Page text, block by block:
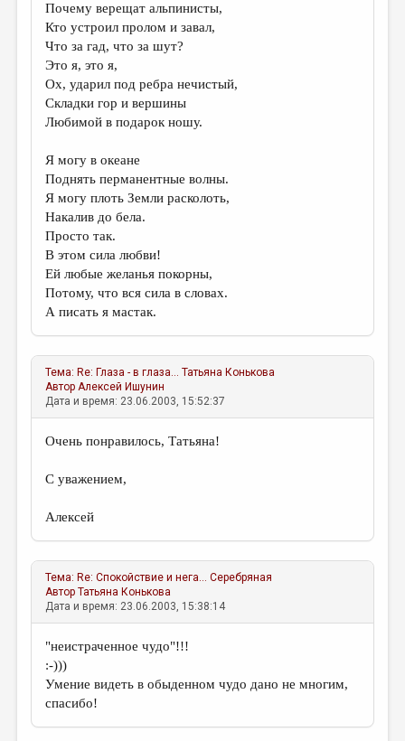
Почему верещат альпинисты,
Кто устроил пролом и завал,
Что за гад, что за шут?
Это я, это я,
Ох, ударил под ребра нечистый,
Складки гор и вершины
Любимой в подарок ношу.
Я могу в океане
Поднять перманентные волны.
Я могу плоть Земли расколоть,
Накалив до бела.
Просто так.
В этом сила любви!
Ей любые желанья покорны,
Потому, что вся сила в словах.
А писать я мастак.
Тема: Re: Глаза - в глаза... Татьяна Конькова
АвторАлексей Ишунин
Дата и время: 23.06.2003, 15:52:37
Очень понравилось, Татьяна!
С уважением,
Алексей
Тема: Re: Спокойствие и нега... Серебряная
АвторТатьяна Конькова
Дата и время: 23.06.2003, 15:38:14
"неистраченное чудо"!!!
:-)))
Умение видеть в обыденном чудо дано не многим,
спасибо!